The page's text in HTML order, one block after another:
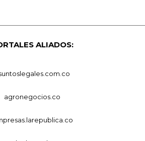
ALIADOS:
agronegocios.co